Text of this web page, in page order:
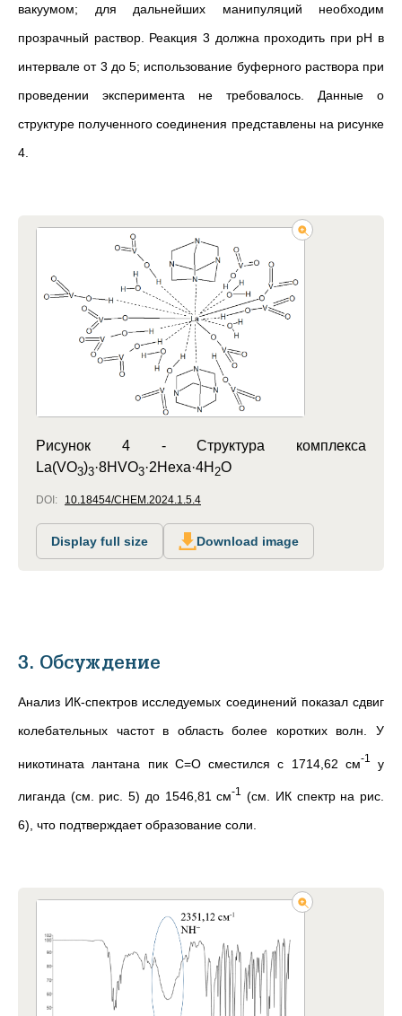
вакуумом; для дальнейших манипуляций необходим
прозрачный раствор. Реакция 3 должна проходить при рН в
интервале от 3 до 5; использование буферного раствора при
проведении эксперимента не требовалось. Данные о
структуре полученного соединения представлены на рисунке
4.
Рисунок 4 -Структура комплекса
La(VO3)3·8HVO3·2Hexa·4H 2O
DOI: 10.18454/CHEM.2024.1.5.4
Display full size Download image
3. Обсуждение
Анализ ИК-спектров исследуемых соединений показал сдвиг
колебательных частот в область более коротких волн. У
никотината лантана пик C=O сместился с 1714,62 см-1 у
лиганда (см. рис. 5) до 1546,81 см-1
(см. ИК спектр на рис.
6), что подтверждает образование соли.